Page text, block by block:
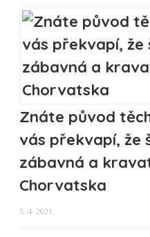
Znáte původ
vás překvapí, že
zábavná a
Chorvatska
5. 4. 2021